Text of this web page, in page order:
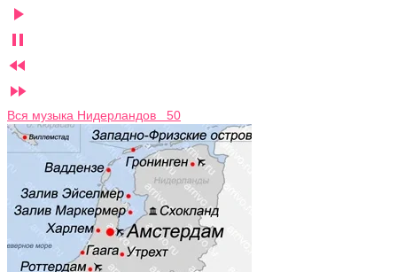




Вся музыка Нидерландов 50